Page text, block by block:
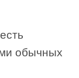
обычных